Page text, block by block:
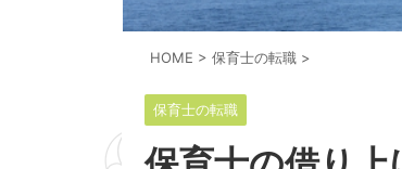
HOME > 保育士の転職 >
保育士の転職